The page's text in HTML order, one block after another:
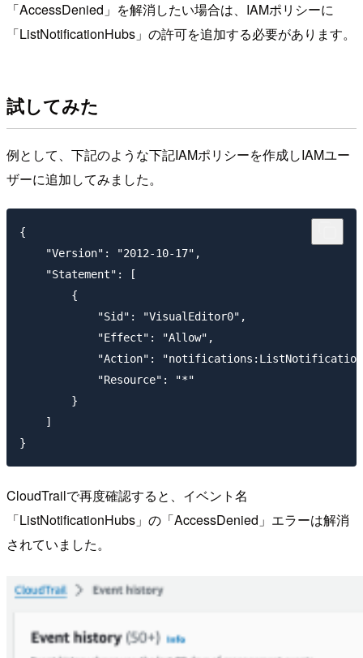
「AccessDenied」を解消したい場合は、IAMポリシーに
「ListNotificationHubs」の許可を追加する必要があります。
試してみた
例として、下記のような下記IAMポリシーを作成しIAMユー
ザーに追加してみました。
{
    "Version": "2012-10-17",
    "Statement": [
        {
            "Sid": "VisualEditor0",
            "Effect": "Allow",
"Action":
            "Resource": "*"
        }
    ]
CloudTrailで再度確認すると、イベント名
「ListNotificationHubs」の「AccessDenied」エラーは解消
されていました。